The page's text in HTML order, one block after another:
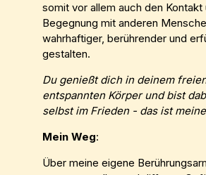
somit vor allem auch den Kontakt
Begegnung mit anderen
wahrhaftiger, berührender und
gestalten.
Du genießt dich in deinem
entspannten Körper und bist
selbst im Frieden - das ist
Mein Weg:
Über meine eigene